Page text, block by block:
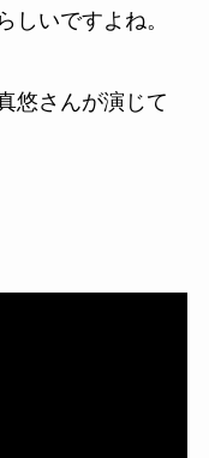
しいですよね。
悠さんが演じて